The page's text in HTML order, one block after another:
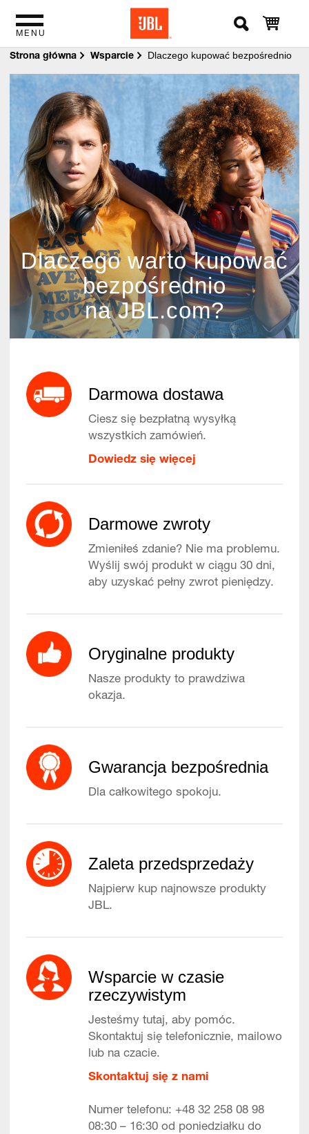
MENU
Strona główna Wsparcie Dlaczego kupować bezpośrednio
Dlaczego warto kupować
bezpośrednio
na JBL.com?
Darmowa dostawa
Ciesz się bezpłatną wysyłką
wszystkich zamówień.
Dowiedz się więcej
Darmowe zwroty
Zmieniłeś zdanie? Nie ma problemu.
Wyślij swój produkt w ciągu 30 dni,
aby uzyskać pełny zwrot pieniędzy.
Oryginalne produkty
Nasze produkty to prawdziwa
okazja.
Gwarancja bezpośrednia
Dla całkowitego spokoju.
Zaleta przedsprzedaży
Najpierw kup najnowsze produkty
JBL.
Wsparcie w czasie
rzeczywistym
Jesteśmy tutaj, aby pomóc.
Skontaktuj się telefonicznie, mailowo
lub na czacie.
Skontaktuj się z nami
Numer telefonu: +48 32 258 08 98
08:30 – 16:30 od poniedziałku do